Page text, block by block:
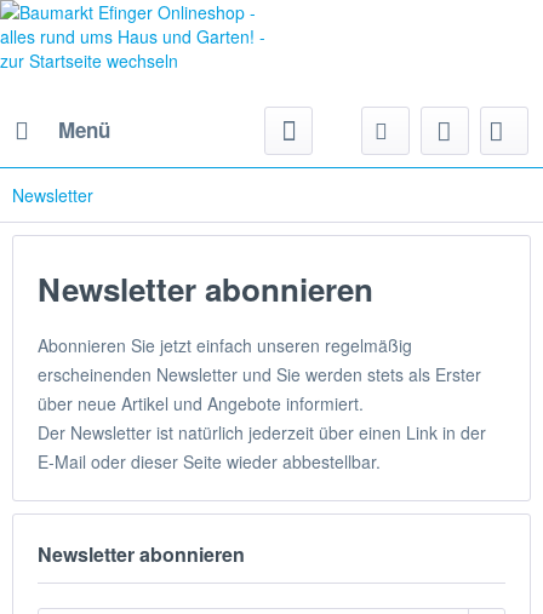
Menü
Newsletter
Newsletter abonnieren
Abonnieren Sie jetzt einfach unseren regelmäßig
erscheinenden Newsletter und Sie werden stets als Erster
über neue Artikel und Angebote informiert.
Der Newsletter ist natürlich jederzeit über einen Link in der
E-Mail oder dieser Seite wieder abbestellbar.
Newsletter abonnieren